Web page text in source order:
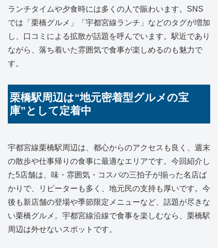
ランチタイムや夕食時には多くの人で賑わいます。SNS
では「栗橋グルメ」「宇都宮線ランチ」などのタグが増加
し、口コミによる拡散が話題を呼んでいます。駅近であり
ながら、落ち着いた雰囲気で食事が楽しめるのも魅力で
す。
栗橋駅周辺は“地元密着型グルメの宝
庫”として定着中
宇都宮線栗橋駅周辺は、都心からのアクセスも良く、週末
の散歩や仕事帰りの食事に最適なエリアです。今回紹介し
た5店舗は、味・雰囲気・コスパの三拍子が揃った名店ば
かりで、リピーターも多く、地元民の支持も厚いです。今
後も新店舗の登場や季節限定メニューなど、話題が尽きな
い栗橋グルメ。宇都宮線沿線で食事を楽しむなら、栗橋駅
周辺は外せないスポットです。